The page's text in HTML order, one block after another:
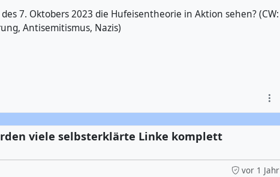
7. Oktobers 2023 die Hufeisentheorie in Aktion sehen? (CW:
Antisemitismus, Nazis)
viele selbsterklärte Linke komplett
vor 1 Jahr